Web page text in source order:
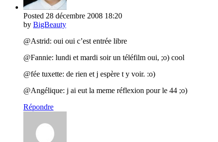
Posted 28 décembre 2008 18:20
by BigBeauty
@Astrid: oui oui c’est entrée libre
@Fannie: lundi et mardi soir un téléfilm oui, ;o) cool
@fée tuxette: de rien et j espère t y voir. :o)
@Angélique: j ai eut la meme réflexion pour le 44 ;o)
Répondre